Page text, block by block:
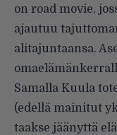
on road movie,
ajautuu
alitajuntaansa.
Samalla Kuula
(edellä mainitut
taakse jäänyttä